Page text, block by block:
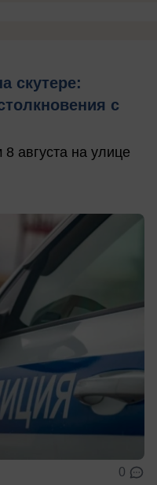
скутере:
с
августа на улице
0